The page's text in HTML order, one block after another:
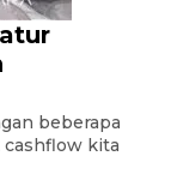
beberapa
cashflow kita